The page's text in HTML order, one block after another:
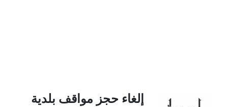
إلغاء حجز مواقف بلدية